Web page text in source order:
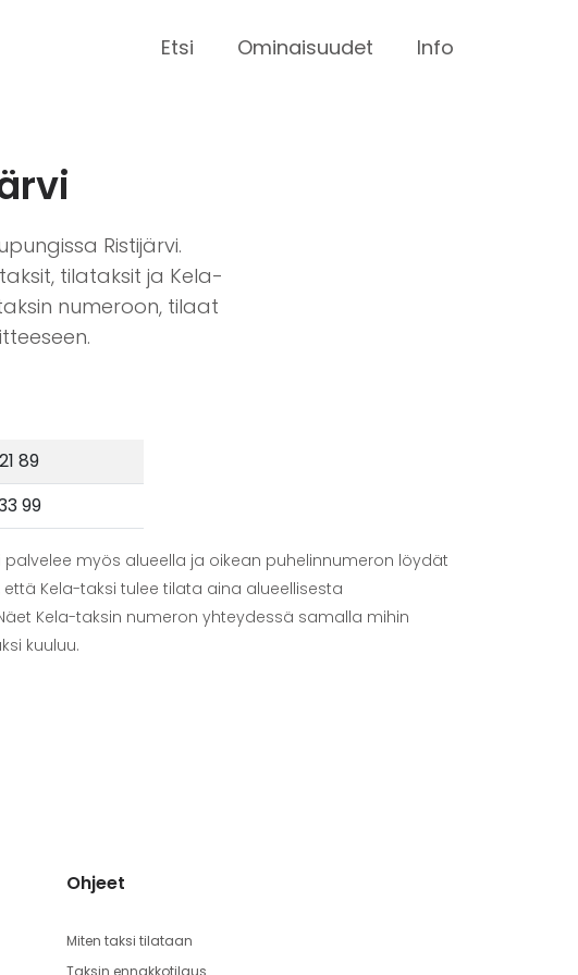
Etsi Ominaisuudet Info
Ristijärvi.
tilataksit ja Kela-
numeroon, tilaat
89
99
palvelee myös alueella ja oikean puhelinnumeron löydät
Kela-taksi tulee tilata aina alueellisesta
Kela-taksin numeron yhteydessä samalla mihin
kuuluu.
Ohjeet
Miten taksi tilataan
Taksin ennakkotilaus